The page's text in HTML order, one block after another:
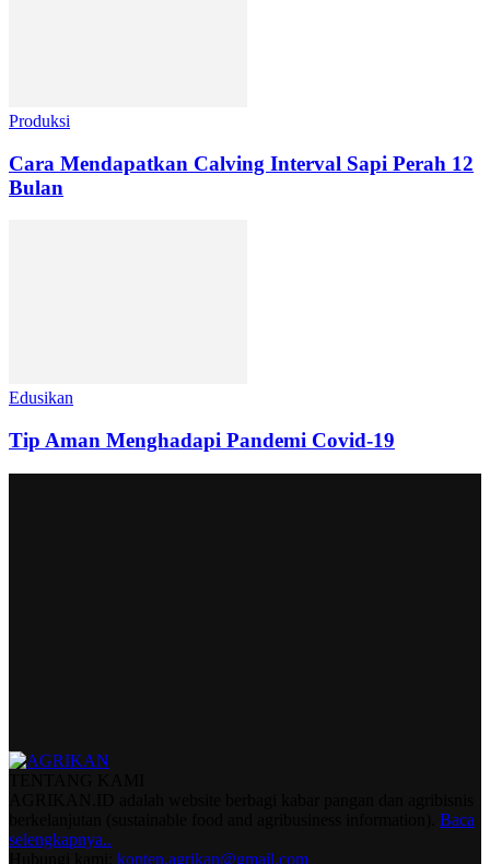
Produksi
Cara Mendapatkan Calving Interval Sapi Perah 12
Bulan
Edusikan
Tip Aman Menghadapi Pandemi Covid-19
Baca
selengkapnya..
konten.agrikan@gmail.com